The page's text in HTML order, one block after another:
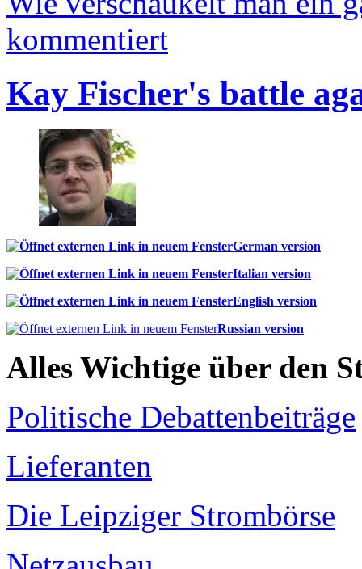
kommentiert
Kay Fischer's battle
German version
Italian version
English version
Russian version
Alles Wichtige über den
Politische Debattenbeiträge
Lieferanten
Die Leipziger Strombörse